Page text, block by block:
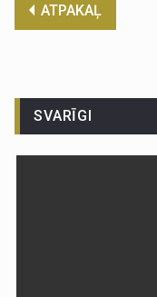
ATPAKAĻ
SVARĪGI